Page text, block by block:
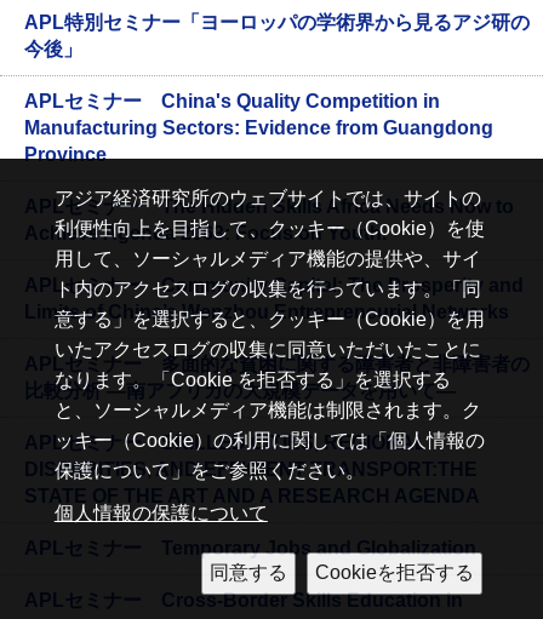
APL特別セミナー「ヨーロッパの学術界から見るアジ研の
今後」
APLセミナー China's Quality Competition in
Manufacturing Sectors: Evidence from Guangdong
Province
APLセミナー The Hidden Skills Africa Needs Now to
Achieve Agenda 2063: Focus on Youth.
APLセミナー Community Capital: The Prosperity and
Limits of China’s Wenzhou Entrepreneurial Networks
APLセミナー 多面的な貧困に関する障害者と非障害者の
比較分析 —南アフリカの大規模データを用いて—
APLセミナー SKILLED CITIES, REGIONAL
DISPARITIES, AND EFFICIENT TRANSPORT:THE
STATE OF THE ART AND A RESEARCH AGENDA
APLセミナー Temporary Jobs and Globalization
APLセミナー Cross-Border Skills Education in
アジア経済研究所のウェブサイトでは、サイトの
利便性向上を目指して、クッキー（Cookie）を使
用して、ソーシャルメディア機能の提供や、サイ
ト内のアクセスログの収集を行っています。「同
意する」を選択すると、クッキー（Cookie）を用
いたアクセスログの収集に同意いただいたことに
なります。「Cookie を拒否する」を選択する
と、ソーシャルメディア機能は制限されます。ク
ッキー（Cookie）の利用に関しては「個人情報の
保護について」をご参照ください。
個人情報の保護について